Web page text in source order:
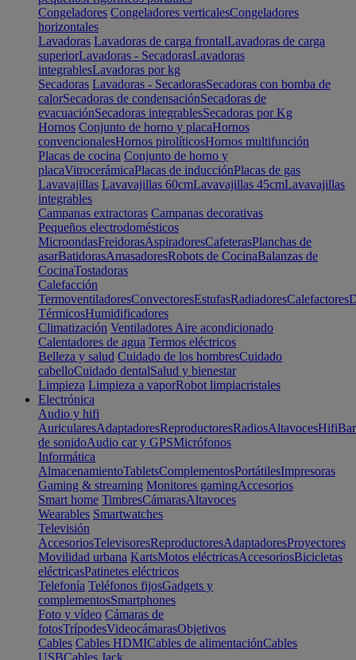
Congeladores Congeladores verticalesCongeladores
horizontales
Lavadoras Lavadoras de carga frontalLavadoras de carga
superiorLavadoras - SecadorasLavadoras
integrablesLavadoras por kg
Secadoras Lavadoras - SecadorasSecadoras con bomba de
calorSecadoras de condensaciónSecadoras de
evacuaciónSecadoras integrablesSecadoras por Kg
Hornos Conjunto de horno y placaHornos
convencionalesHornos pirolíticosHornos multifunción
Placas de cocina Conjunto de horno y
placaVitrocerámicaPlacas de inducciónPlacas de gas
Lavavajillas Lavavajillas 60cmLavavajillas 45cmLavavajillas
integrables
Campanas extractoras Campanas decorativas
Pequeños electrodomésticos
MicroondasFreidorasAspiradoresCafeterasPlanchas de
asarBatidorasAmasadoresRobots de CocinaBalanzas de
CocinaTostadoras
Calefacción
TermoventiladoresConvectoresEstufasRadiadoresCalefactores
TérmicosHumidificadores
Climatización Ventiladores Aire acondicionado
Calentadores de agua Termos eléctricos
Belleza y salud Cuidado de los hombresCuidado
cabelloCuidado dentalSalud y bienestar
Limpieza Limpieza a vaporRobot limpiacristales
Electrónica
Audio y hifi
AuricularesAdaptadoresReproductoresRadiosAltavocesHifi
de sonidoAudio car y GPSMicrófonos
Informática
AlmacenamientoTabletsComplementosPortátilesImpresoras
Gaming & streaming Monitores gamingAccesorios
Smart home TimbresCámarasAltavoces
Wearables Smartwatches
Televisión
AccesoriosTelevisoresReproductoresAdaptadoresProyectores
Movilidad urbana KartsMotos eléctricasAccesoriosBicicletas
eléctricasPatinetes eléctricos
Telefonía Teléfonos fijosGadgets y
complementosSmartphones
Foto y vídeo Cámaras de
fotosTrípodesVideocámarasObjetivos
Cables Cables HDMICables de alimentaciónCables
USBCables Jack